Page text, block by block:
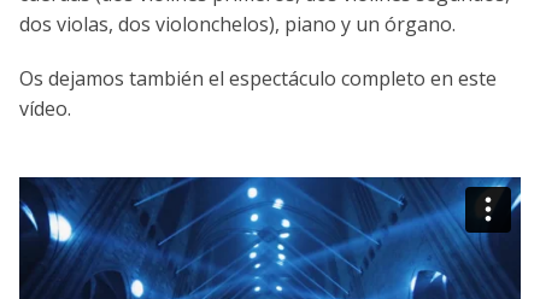
dos violas, dos violonchelos), piano y un órgano.
Os dejamos también el espectáculo completo en este
vídeo.